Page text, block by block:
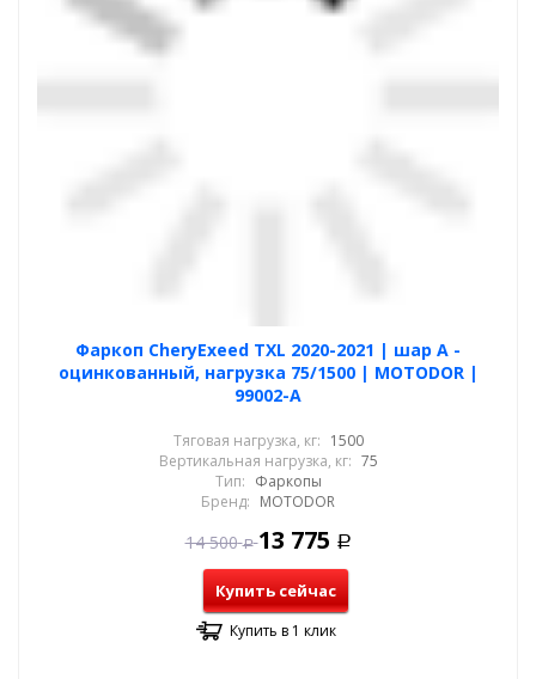
Фаркоп CheryExeed TXL 2020-2021 | шар A -
оцинкованный, нагрузка 75/1500 | MOTODOR |
99002-A
Тяговая нагрузка, кг: 1500
Вертикальная нагрузка, кг: 75
Тип: Фаркопы
Бренд: MOTODOR
14 500 Р 13 775 Р
Купить сейчас
Купить в 1 клик